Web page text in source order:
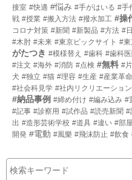
接室 #快適 #悩み #手がはいる #手
戦 #授業 #搬入方法 #撥水加工 #操
コロナ対策 #新聞 #新製品 #方法 #
#木肘 #未来 #東京ビックサイト #
がたつき #模様替え #歯科 #歯科
#注文 #海外 #消防 #点検 #無料 #
犬 #独立 #猫 #理容 #生産 #産業革命
#社会科見学 #社内リクリエーション
#納品事例 #締め付け #編み込み #
#記事 #診察用 #試作品 #読売新聞 #
出 #造形芸術学校 #道具 #違い #部
開発 #電動 #風樂 #飛沫防止 #飲食